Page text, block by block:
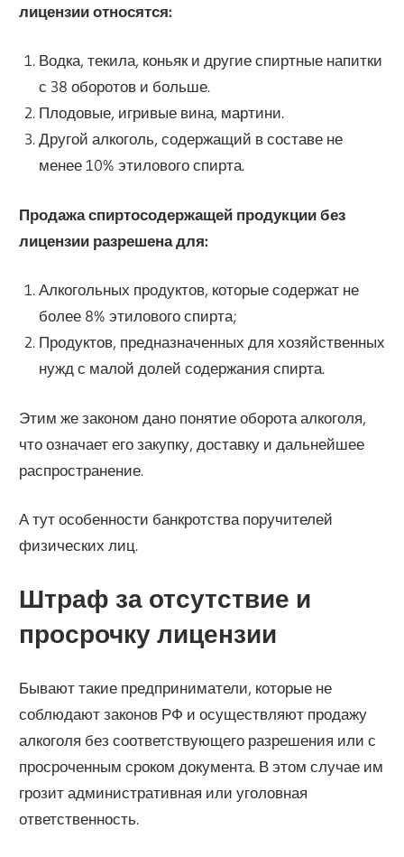
лицензии относятся:
Водка, текила, коньяк и другие спиртные напитки
с 38 оборотов и больше.
Плодовые, игривые вина, мартини.
Другой алкоголь, содержащий в составе не
менее 10% этилового спирта.
Продажа спиртосодержащей продукции без
лицензии разрешена для:
Алкогольных продуктов, которые содержат не
более 8% этилового спирта;
Продуктов, предназначенных для хозяйственных
нужд с малой долей содержания спирта.
Этим же законом дано понятие оборота алкоголя,
что означает его закупку, доставку и дальнейшее
распространение.
А тут особенности банкротства поручителей
физических лиц.
Штраф за отсутствие и
просрочку лицензии
Бывают такие предприниматели, которые не
соблюдают законов РФ и осуществляют продажу
алкоголя без соответствующего разрешения или с
просроченным сроком документа. В этом случае им
грозит административная или уголовная
ответственность.